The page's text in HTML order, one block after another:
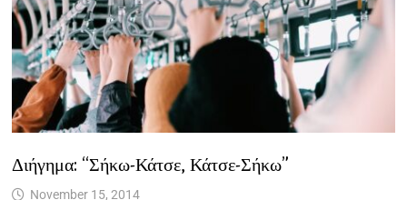
Διήγημα: “Σήκω-Κάτσε, Κάτσε-Σήκω”
November 15, 2014